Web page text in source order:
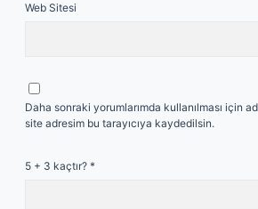
Web Sitesi
Daha sonraki yorumlarımda kullanılması için
site adresim bu tarayıcıya kaydedilsin.
5 + 3 kaçtır? *